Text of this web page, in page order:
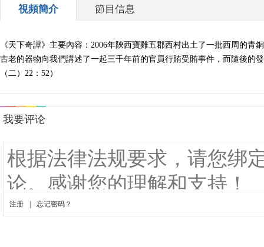
視頻簡介 節目信息
《天下奇譚》主要內容：2006年陝西寶雞五郡西村出土了一批西周的
古老的器物向我們講述了一起三千年前的官員行賄受賄事件，而隨後的
（二）22：52）